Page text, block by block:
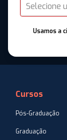
Selecione
Usamos a
Cursos
Pós-Graduação
Graduação